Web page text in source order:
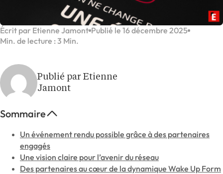
Écrit par Etienne Jamont Publié le 16 décembre 2025
Min. de lecture : 3 Min.
Publié par Etienne
Jamont
Sommaire
Un événement rendu possible grâce à des partenaires
engagés
Une vision claire pour l’avenir du réseau
Des partenaires au cœur de la dynamique Wake Up Form